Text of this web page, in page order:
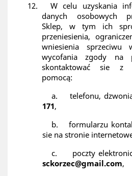
12.
W celu uzyskania
danych osobowych
Sklep, w tym ich
przeniesienia,
wniesienia sprzeciwu
wycofania zgody na
skontaktować sie z
pomocą:
a.
telefonu,
171,
b.
formularzu
sie na stronie
c.
poczty
sckorzec@gmail.com,